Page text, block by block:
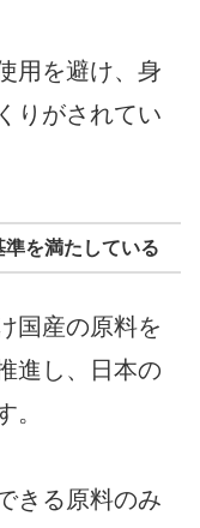
用を避け、身
りがされてい
を満たしている
国産の原料を
進し、日本の
。
きる原料のみ